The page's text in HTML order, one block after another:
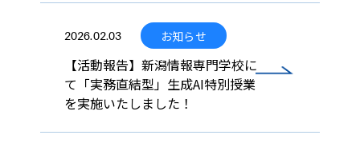
2026.02.03 お知らせ
【活動報告】新潟情報専門学校に
て「実務直結型」生成AI特別授業
を実施いたしました！